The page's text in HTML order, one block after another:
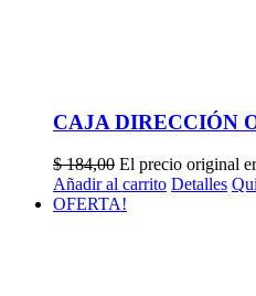
CAJA DIRECCIÓN
$184,00 El precio original
Añadir al carrito Detalles
OFERTA!